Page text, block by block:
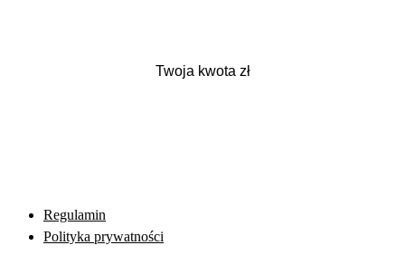
Regulamin
Polityka prywatności